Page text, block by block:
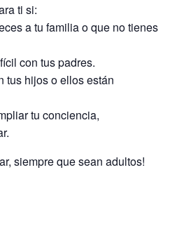
ti si:
a tu familia o que no tienes
con tus padres.
tus hijos o ellos están
tu conciencia,
siempre que sean adultos!